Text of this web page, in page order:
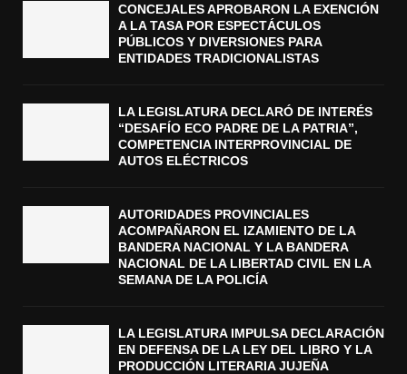
CONCEJALES APROBARON LA EXENCIÓN
A LA TASA POR ESPECTÁCULOS
PÚBLICOS Y DIVERSIONES PARA
ENTIDADES TRADICIONALISTAS
LA LEGISLATURA DECLARÓ DE INTERÉS
“DESAFÍO ECO PADRE DE LA PATRIA”,
COMPETENCIA INTERPROVINCIAL DE
AUTOS ELÉCTRICOS
AUTORIDADES PROVINCIALES
ACOMPAÑARON EL IZAMIENTO DE LA
BANDERA NACIONAL Y LA BANDERA
NACIONAL DE LA LIBERTAD CIVIL EN LA
SEMANA DE LA POLICÍA
LA LEGISLATURA IMPULSA DECLARACIÓN
EN DEFENSA DE LA LEY DEL LIBRO Y LA
PRODUCCIÓN LITERARIA JUJEÑA